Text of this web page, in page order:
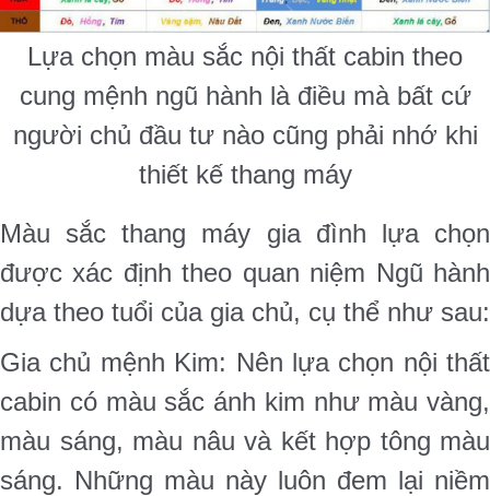
Lựa chọn màu sắc nội thất cabin theo
cung mệnh ngũ hành là điều mà bất cứ
người chủ đầu tư nào cũng phải nhớ khi
thiết kế thang máy
Màu sắc thang máy gia đình lựa chọn
được xác định theo quan niệm Ngũ hành
dựa theo tuổi của gia chủ, cụ thể như sau:
Gia chủ mệnh Kim: Nên lựa chọn nội thất
cabin có màu sắc ánh kim như màu vàng,
màu sáng, màu nâu và kết hợp tông màu
sáng. Những màu này luôn đem lại niềm